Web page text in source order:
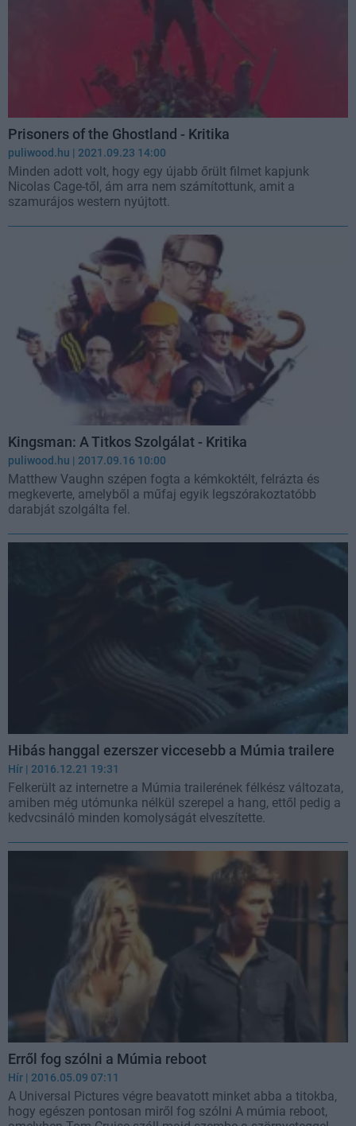
Prisoners of the Ghostland - Kritika
puliwood.hu | 2021.09.23 14:00
Minden adott volt, hogy egy újabb őrült filmet kapjunk
Nicolas Cage-től, ám arra nem számítottunk, amit a
szamurájos western nyújtott.
Kingsman: A Titkos Szolgálat - Kritika
puliwood.hu | 2017.09.16 10:00
Matthew Vaughn szépen fogta a kémkoktélt, felrázta és
megkeverte, amelyből a műfaj egyik legszórakoztatóbb
darabját szolgálta fel.
Hibás hanggal ezerszer viccesebb a Múmia trailere
Hír | 2016.12.21 19:31
Felkerült az internetre a Múmia trailerének félkész változata,
amiben még utómunka nélkül szerepel a hang, ettől pedig a
kedvcsináló minden komolyságát elveszítette.
Erről fog szólni a Múmia reboot
Hír | 2016.05.09 07:11
A Universal Pictures végre beavatott minket abba a titokba,
hogy egészen pontosan miről fog szólni A múmia reboot,